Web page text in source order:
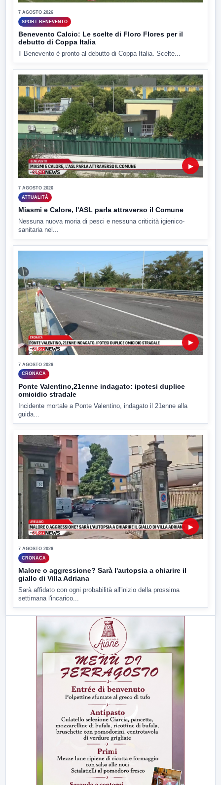
7 AGOSTO 2026
SPORT BENEVENTO
Benevento Calcio: Le scelte di Floro Flores per il
debutto di Coppa Italia
Il Benevento è pronto al debutto di Coppa Italia. Scelte...
▶
7 AGOSTO 2026
ATTUALITÀ
Miasmi e Calore, l'ASL parla attraverso il Comune
Nessuna nuova moria di pesci e nessuna criticità igienico-
sanitaria nel...
▶
7 AGOSTO 2026
CRONACA
Ponte Valentino,21enne indagato: ipotesi duplice
omicidio stradale
Incidente mortale a Ponte Valentino, indagato il 21enne alla
guida...
▶
7 AGOSTO 2026
CRONACA
Malore o aggressione? Sarà l'autopsia a chiarire il
giallo di Villa Adriana
Sarà affidato con ogni probabilità all'inizio della prossima
settimana l'incarico...